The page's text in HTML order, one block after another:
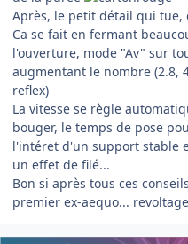
Après, le petit détail qui tue,
Ca se fait en fermant
l'ouverture, mode "Av" sur
augmentant le nombre (2.8,
reflex)
La vitesse se règle
bouger, le temps de pose
l'intéret d'un support stable
un effet de filé...
Bon si après tous ces
premier ex-aequo...